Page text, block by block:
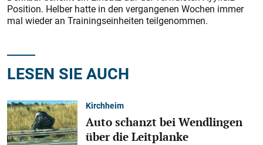
Position. Helber hatte in den vergangenen Wochen immer
mal wieder an Trainingseinheiten teilgenommen.​​​​​​​​​​​​​​
LESEN SIE AUCH
Kirchheim
Auto schanzt bei Wendlingen
über die Leitplanke